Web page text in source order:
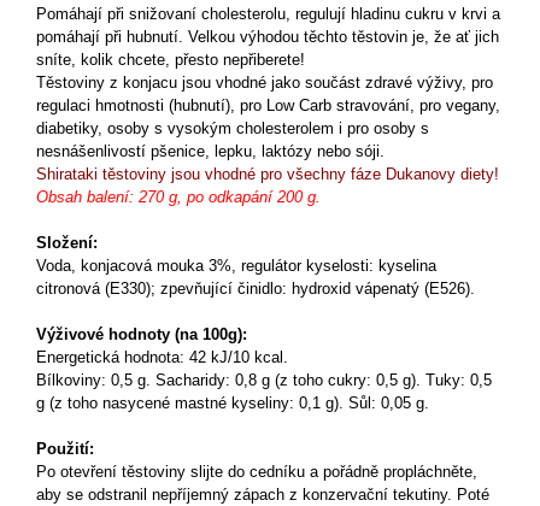
Pomáhají při snižovaní cholesterolu, regulují hladinu cukru v krvi a
pomáhají při hubnutí. Velkou výhodou těchto těstovin je, že ať jich
sníte, kolik chcete, přesto nepřiberete!
Těstoviny z konjacu jsou vhodné jako součást zdravé výživy, pro
regulaci hmotnosti (hubnutí), pro Low Carb stravování, pro vegany,
diabetiky, osoby s vysokým cholesterolem i pro osoby s
nesnášenlivostí pšenice, lepku, laktózy nebo sóji.
Shirataki těstoviny jsou vhodné pro všechny fáze Dukanovy diety!
Obsah balení: 270 g, po odkapání 200 g.
Složení:
Voda, konjacová mouka 3%, regulátor kyselosti: kyselina
citronová (E330); zpevňující činidlo: hydroxid vápenatý (E526).
Výživové hodnoty (na 100g):
Energetická hodnota: 42 kJ/10 kcal.
Bílkoviny: 0,5 g. Sacharidy: 0,8 g (z toho cukry: 0,5 g). Tuky: 0,5
g (z toho nasycené mastné kyseliny: 0,1 g). Sůl: 0,05 g.
Použití:
Po otevření těstoviny slijte do cedníku a pořádně propláchněte,
aby se odstranil nepříjemný zápach z konzervační tekutiny. Poté